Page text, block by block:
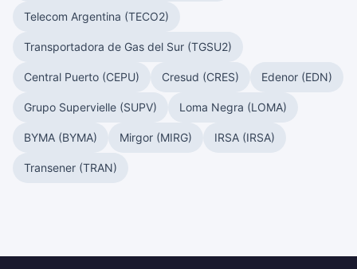
Telecom Argentina (TECO2)
Transportadora de Gas del Sur (TGSU2)
Central Puerto (CEPU) Cresud (CRES) Edenor (EDN)
Grupo Supervielle (SUPV) Loma Negra (LOMA)
BYMA (BYMA) Mirgor (MIRG) IRSA (IRSA)
Transener (TRAN)